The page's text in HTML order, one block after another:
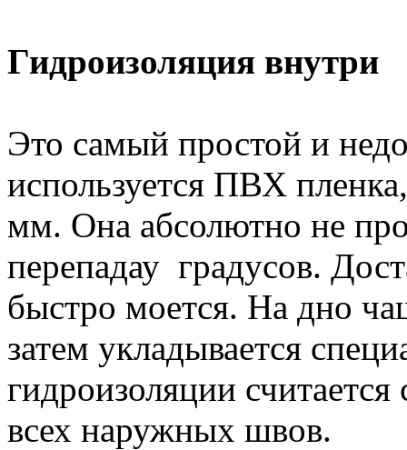
Гидроизоляция внутри
Это самый простой и
используется ПВХ
мм. Она абсолютно не
перепадау градусов.
быстро моется. На дно
затем укладывается
гидроизоляции
всех наружных швов.